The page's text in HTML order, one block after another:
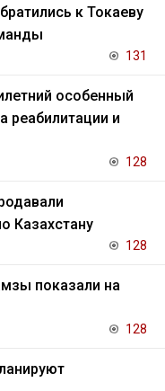
к Токаеву
131
особенный
реабилитации и
128
Казахстану
128
показали на
128